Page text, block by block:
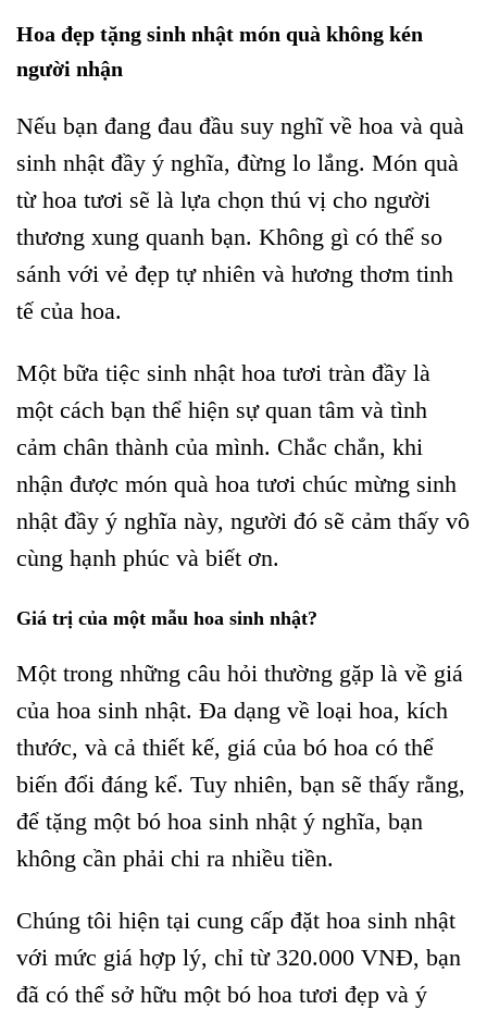
Hoa đẹp tặng sinh nhật món quà không kén
người nhận
Nếu bạn đang đau đầu suy nghĩ về hoa và quà
sinh nhật đầy ý nghĩa, đừng lo lắng. Món quà
từ hoa tươi sẽ là lựa chọn thú vị cho người
thương xung quanh bạn. Không gì có thể so
sánh với vẻ đẹp tự nhiên và hương thơm tinh
tế của hoa.
Một bữa tiệc sinh nhật hoa tươi tràn đầy là
một cách bạn thể hiện sự quan tâm và tình
cảm chân thành của mình. Chắc chắn, khi
nhận được món quà hoa tươi chúc mừng sinh
nhật đầy ý nghĩa này, người đó sẽ cảm thấy vô
cùng hạnh phúc và biết ơn.
Giá trị của một mẫu hoa sinh nhật?
Một trong những câu hỏi thường gặp là về giá
của hoa sinh nhật. Đa dạng về loại hoa, kích
thước, và cả thiết kế, giá của bó hoa có thể
biến đổi đáng kể. Tuy nhiên, bạn sẽ thấy rằng,
để tặng một bó hoa sinh nhật ý nghĩa, bạn
không cần phải chi ra nhiều tiền.
Chúng tôi hiện tại cung cấp đặt hoa sinh nhật
với mức giá hợp lý, chỉ từ 320.000 VNĐ, bạn
đã có thể sở hữu một bó hoa tươi đẹp và ý